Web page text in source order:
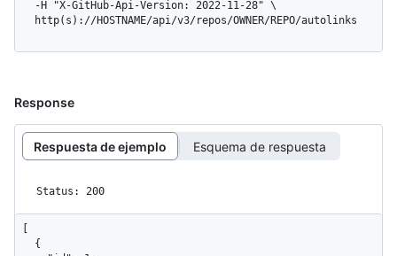
  http(s)://HOSTNAME/api/v3/repos/OWNER/REPO/autolinks
Response
Respuesta de ejemplo Esquema de respuesta
Status: 200